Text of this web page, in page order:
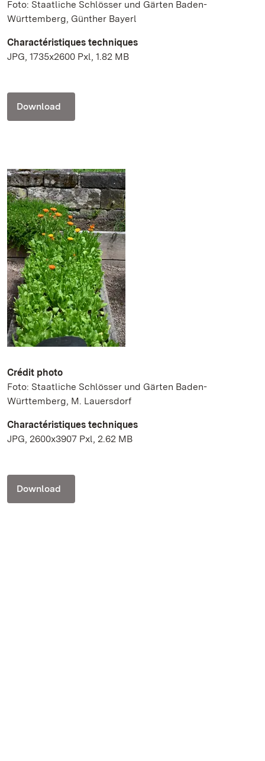
Foto: Staatliche Schlösser und Gärten Baden-
Württemberg, Günther Bayerl
Charactéristiques techniques
JPG, 1735x2600 Pxl, 1.82 MB
Download
Crédit photo
Foto: Staatliche Schlösser und Gärten Baden-
Württemberg, M. Lauersdorf
Charactéristiques techniques
JPG, 2600x3907 Pxl, 2.62 MB
Download